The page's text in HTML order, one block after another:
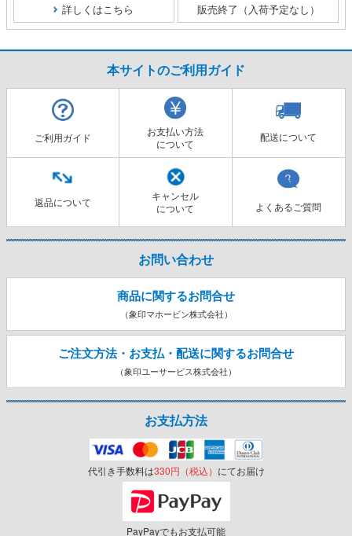
詳しくはこちら 販売終了（入荷予定なし）
本サイトのご利用ガイド
ご利用ガイド
お支払い方法
について
配送について
返品について
キャンセル
について
よくあるご質問
お問い合わせ
商品に関するお問合せ
（象印マホービン株式会社）
ご注文方法・お支払・配送に関するお問合せ
（象印ユーサービス株式会社）
お支払方法
代引き手数料は330円（税込） にてお届け
PayPayでもお支払可能